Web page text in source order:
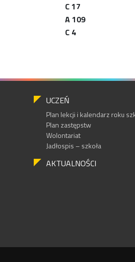
C 17
A 109
C 4
UCZEŃ
Plan lekcji i kalendarz roku
Plan zastępstw
Wolontariat
Jadłospis – szkoła
AKTUALNOŚCI